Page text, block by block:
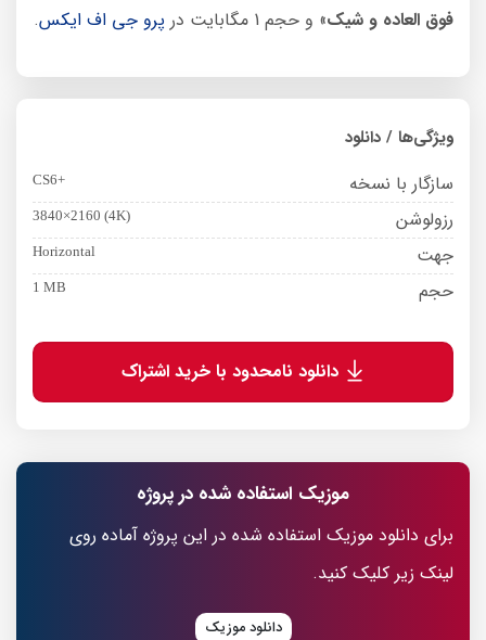
فوق العاده و شیک» و حجم 1 مگابایت در پرو جی اف ایکس.
ویژگی‌ها / دانلود
سازگار با نسخه CS6+
رزولوشن 3840×2160 (4K)
جهت Horizontal
حجم 1 MB
دانلود نامحدود با خرید اشتراک
موزیک استفاده شده در پروژه
برای دانلود موزیک استفاده شده در این پروژه آماده روی
لینک زیر کلیک کنید.
دانلود موزیک